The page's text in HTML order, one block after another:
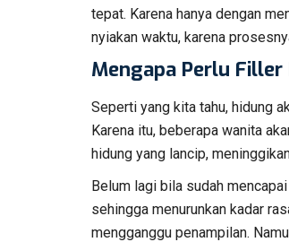
tepat. Karena hanya dengan
nyiakan waktu, karena
Mengapa Perlu Filler
Seperti yang kita tahu, hidung
Karena itu, beberapa wanita
hidung yang lancip,
Belum lagi bila sudah
sehingga menurunkan kadar
mengganggu penampilan.